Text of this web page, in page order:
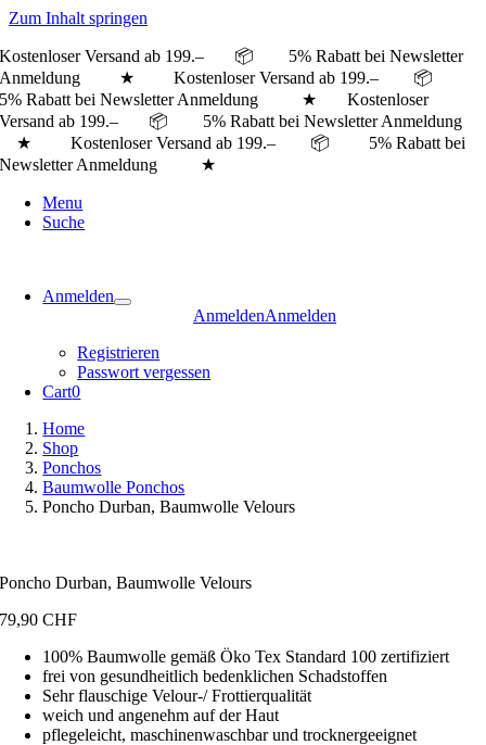
Zum Inhalt springen
Kostenloser Versand ab 199.– 📦 5% Rabatt bei Newsletter
Anmeldung ★ Kostenloser Versand ab 199.– 📦
5% Rabatt bei Newsletter Anmeldung ★Kostenloser
Versand ab 199.– 📦 5% Rabatt bei Newsletter Anmeldung
★ Kostenloser Versand ab 199.– 📦 5% Rabatt bei
Newsletter Anmeldung ★
Menu
Suche
Anmelden
AnmeldenAnmelden
Registrieren
Passwort vergessen
Cart0
Home
Shop
Ponchos
Baumwolle Ponchos
Poncho Durban, Baumwolle Velours
Poncho Durban, Baumwolle Velours
79,90CHF
100% Baumwolle gemäß Öko Tex Standard 100 zertifiziert
frei von gesundheitlich bedenklichen Schadstoffen
Sehr flauschige Velour-/ Frottierqualität
weich und angenehm auf der Haut
pflegeleicht, maschinenwaschbar und trocknergeeignet